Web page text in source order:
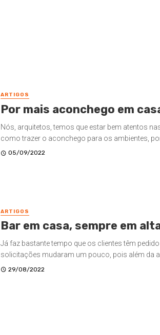
ARTIGOS
Por mais aconchego em
Nós, arquitetos, temos que estar bem atentos
como trazer o aconchego para os ambientes,
05/09/2022
ARTIGOS
Bar em casa, sempre em
Já faz bastante tempo que os clientes têm
solicitações mudaram um pouco, pois além da
29/08/2022